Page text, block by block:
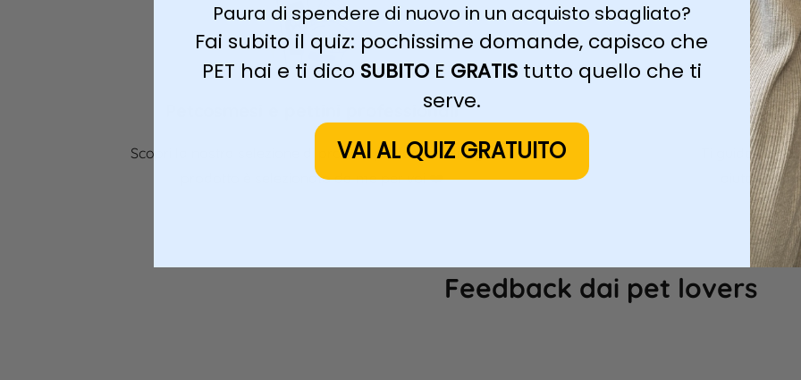
Petcosmesi e pettini professionali
Scopri la nostra selezione di prodotti professionali, ogni
selezionatoda me per voi ❤️​
Ti guido
aiutarti a
Feedback dai pet lovers
Paura di spendere di nuovo in un acquisto sbagliato?
Fai subito il quiz: pochissime domande, capisco che
PET hai e ti dico SUBITOE GRATIStutto quello che ti
serve.
VAI AL QUIZ GRATUITO